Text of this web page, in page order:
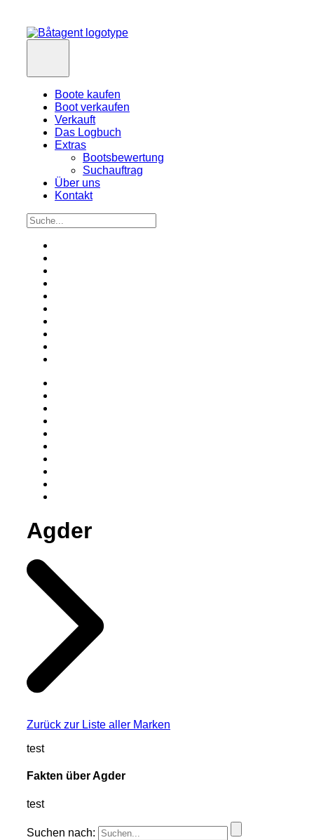
Boote kaufen
Boot verkaufen
Verkauft
Das Logbuch
Extras
Bootsbewertung
Suchauftrag
Über uns
Kontakt
Agder
Zurück zur Liste aller Marken
test
Fakten über Agder
test
Suchen nach: